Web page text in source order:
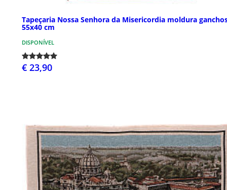
Tapeçaria Nossa Senhora da Misericordia moldura
55x40 cm
DISPONÍVEL
€ 23,90